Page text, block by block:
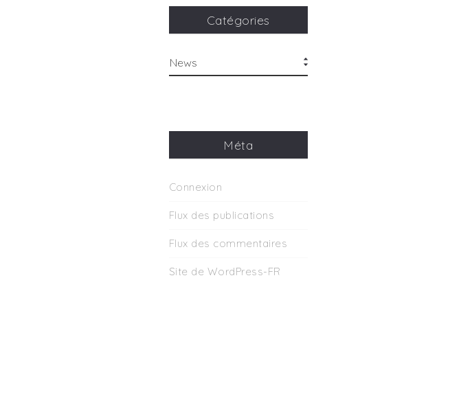
Catégories
Méta
Connexion
Flux des publications
Flux des commentaires
Site de WordPress-FR